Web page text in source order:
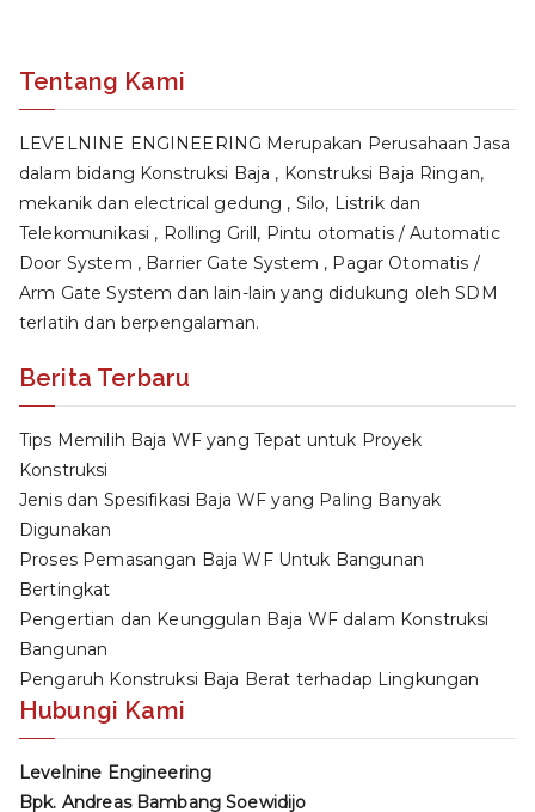
Tentang Kami
LEVELNINE ENGINEERING Merupakan Perusahaan Jasa
dalam bidang Konstruksi Baja , Konstruksi Baja Ringan,
mekanik dan electrical gedung , Silo, Listrik dan
Telekomunikasi , Rolling Grill, Pintu otomatis / Automatic
Door System , Barrier Gate System , Pagar Otomatis /
Arm Gate System dan lain-lain yang didukung oleh SDM
terlatih dan berpengalaman.
Berita Terbaru
Tips Memilih Baja WF yang Tepat untuk Proyek
Konstruksi
Jenis dan Spesifikasi Baja WF yang Paling Banyak
Digunakan
Proses Pemasangan Baja WF Untuk Bangunan
Bertingkat
Pengertian dan Keunggulan Baja WF dalam Konstruksi
Bangunan
Pengaruh Konstruksi Baja Berat terhadap Lingkungan
Hubungi Kami
Levelnine Engineering
Bpk. Andreas Bambang Soewidijo